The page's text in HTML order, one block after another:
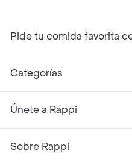
Pide tu comida favorita
Categorías
Únete a Rappi
Sobre Rappi